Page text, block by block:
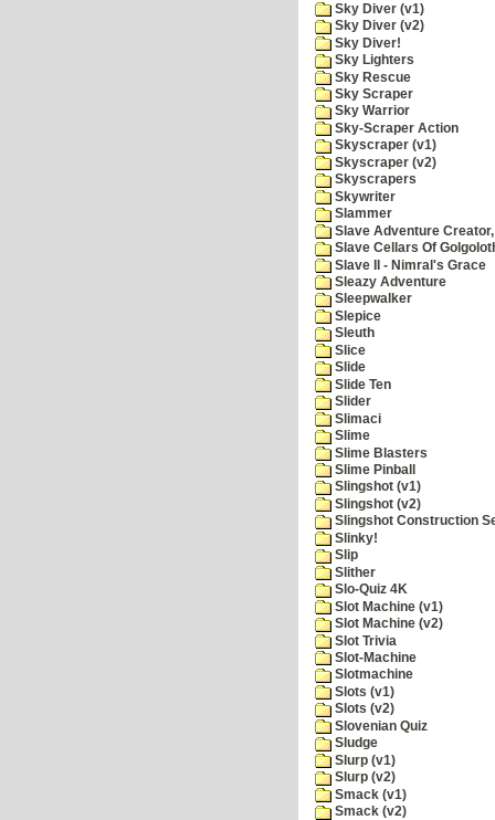
Sky Diver (v1)
Sky Diver (v2)
Sky Diver!
Sky Lighters
Sky Rescue
Sky Scraper
Sky Warrior
Sky-Scraper Action
Skyscraper (v1)
Skyscraper (v2)
Skyscrapers
Skywriter
Slammer
Slave Adventure Creator,
Slave Cellars Of
Slave II - Nimral's Grace
Sleazy Adventure
Sleepwalker
Slepice
Sleuth
Slice
Slide
Slide Ten
Slider
Slimaci
Slime
Slime Blasters
Slime Pinball
Slingshot (v1)
Slingshot (v2)
Slingshot Construction
Slinky!
Slip
Slither
Slo-Quiz 4K
Slot Machine (v1)
Slot Machine (v2)
Slot Trivia
Slot-Machine
Slotmachine
Slots (v1)
Slots (v2)
Slovenian Quiz
Sludge
Slurp (v1)
Slurp (v2)
Smack (v1)
Smack (v2)